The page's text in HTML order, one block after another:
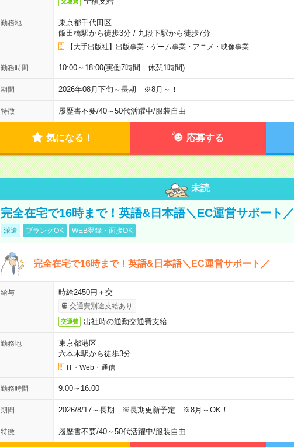
勤務地
東京都千代田区
飯田橋駅から徒歩3分/ 九段下駅から徒歩7分
【大手出版社】出版事業・ゲーム事業・アニメ・映像事業
勤務時間 10:00～18:00(実働7時間 休憩1時間)
期間 2026年08月下旬～長期 ※8月～！
特徴 履歴書不要/40～50代活躍中/服装自由
気になる！ 応募する
未読
完全在宅で16時まで！英語&日本語＼EC運営サポート／
派遣 ブランクOK WEB登録・面接OK
完全在宅で16時まで！英語&日本語＼EC運営サポート／
給与 時給2450円＋交
交通費別途支給あり
交通費 出社時の通勤交通費支給
勤務地
東京都港区
六本木駅から徒歩3分
IT・Web・通信
勤務時間 9:00～16:00
期間 2026/8/17～長期 ※長期更新予定 ※8月～OK！
特徴 履歴書不要/40～50代活躍中/服装自由